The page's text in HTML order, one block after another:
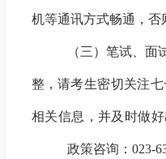
机等通讯方式畅通，否
（三）笔试 面
整， 请考生密切关注七
相关信息，并及时做
政策咨询： 023-